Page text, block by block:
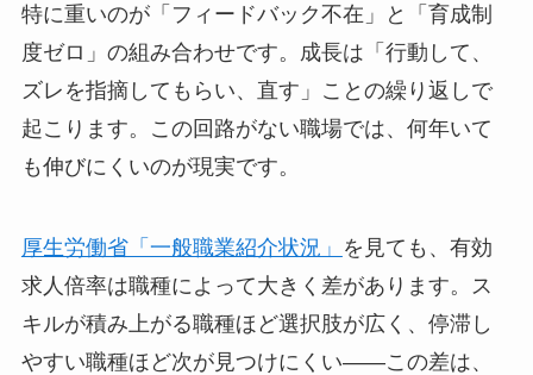
特に重いのが「フィードバック不在」と「育成制
度ゼロ」の組み合わせです。成長は「行動して、
ズレを指摘してもらい、直す」ことの繰り返しで
起こります。この回路がない職場では、何年いて
も伸びにくいのが現実です。
厚生労働省「一般職業紹介状況」 を見ても、有効
求人倍率は職種によって大きく差があります。ス
キルが積み上がる職種ほど選択肢が広く、停滞し
やすい職種ほど次が見つけにくい——この差は、